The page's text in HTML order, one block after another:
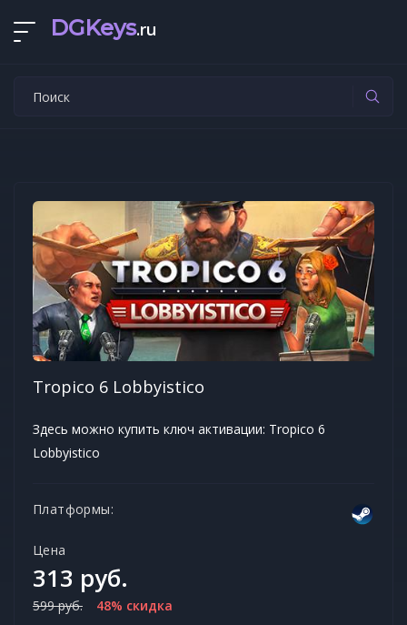
DGKeys.ru
Tropico 6 Lobbyistico
Здесь можно купить ключ активации: Tropico 6
Lobbyistico
Платформы:
Цена
313 руб.
599 руб. 48% скидка